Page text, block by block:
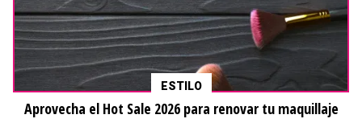
ESTILO
Aprovecha el Hot Sale 2026 para renovar tu maquillaje